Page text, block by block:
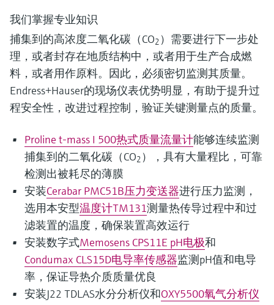
我们掌握专业知识
捕集到的高浓度二氧化碳（CO2 ）需要进行下一步处
理，或者封存在地质结构中，或者用于生产合成燃
料，或者用作原料。因此，必须密切监测其质量。
Endress+Hauser的现场仪表优势明显，有助于提升过
程安全性，改进过程控制，验证关键测量点的质量。
Proline t-mass I 500热式质量流量计能够连续监测
捕集到的二氧化碳（CO2 ），具有大量程比，可靠
检测出被耗尽的薄膜
安装Cerabar PMC51B压力变送器进行压力监测，
选用本安型温度计TM131测量热传导过程中和过
滤装置的温度，确保装置高效运行
安装数字式Memosens CPS11E pH电极和
Condumax CLS15D电导率传感器监测pH值和电导
率，保证导热介质质量优良
安装J22 TDLAS水分分析仪和OXY5500氧气分析仪